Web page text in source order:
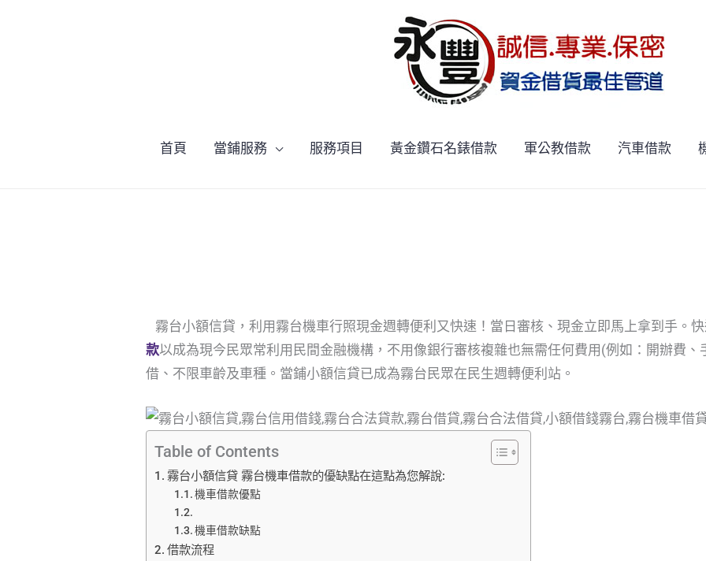
首頁
當鋪服務 服務項目 黃金鑽石名錶借款 軍公教借款 汽車借款
霧台小額信貸，利用霧台機車行照現金週轉便利又快速！當日審核、現金立即馬上拿到手。
款以成為現今民眾常利用民間金融機構，不用像銀行審核複雜也無需任何費用(例如：開辦費
借、不限車齡及車種。當鋪小額信貸已成為霧台民眾在民生週轉便利站。
Table of Contents
霧台小額信貸 霧台機車借款的優缺點在這點為您解說:
機車借款優點
機車借款缺點
借款流程